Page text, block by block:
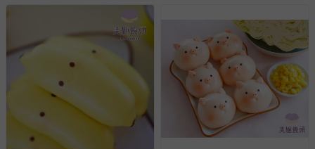
退貨，您可至『查詢訂單』>『已出貨』中查詢該筆訂單，
並點選『我要退貨』即可進行申請。若有相關退貨問題，請
至媽咪愛LINE@客服ID: @mamilove
我們將依序為您處理
與服務，謝謝。
針對滿件折/滿額贈…等活動，如因部份退貨，而該訂單保
留商品未達活動門檻，將以原價計算，活動贈品亦需一併退
回。